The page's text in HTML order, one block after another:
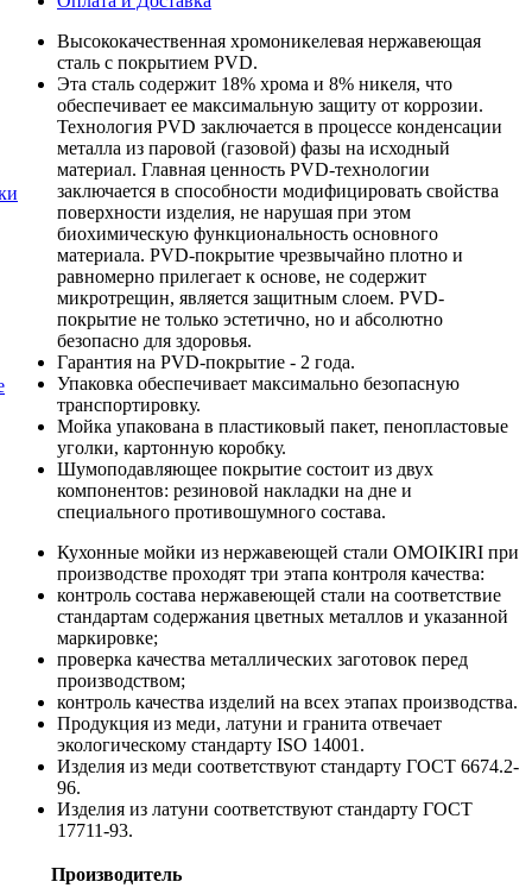
Высококачественная хромоникелевая нержавеющая
сталь с покрытием PVD.
Эта сталь содержит 18% хрома и 8% никеля, что
обеспечивает ее максимальную защиту от коррозии.
Технология PVD заключается в процессе конденсации
металла из паровой (газовой) фазы на исходный
материал. Главная ценность PVD-технологии
заключается в способности модифицировать свойства
поверхности изделия, не нарушая при этом
биохимическую функциональность основного
материала. PVD-покрытие чрезвычайно плотно и
равномерно прилегает к основе, не содержит
микротрещин, является защитным слоем. PVD-
покрытие не только эстетично, но и абсолютно
безопасно для здоровья.
Гарантия на PVD-покрытие - 2 года.
Упаковка обеспечивает максимально безопасную
транспортировку.
Мойка упакована в пластиковый пакет, пенопластовые
уголки, картонную коробку.
Шумоподавляющее покрытие состоит из двух
компонентов: резиновой накладки на дне и
специального противошумного состава.
Кухонные мойки из нержавеющей стали OMOIKIRI при
производстве проходят три этапа контроля качества:
контроль состава нержавеющей стали на соответствие
стандартам содержания цветных металлов и указанной
маркировке;
проверка качества металлических заготовок перед
производством;
контроль качества изделий на всех этапах производства.
Продукция из меди, латуни и гранита отвечает
экологическому стандарту ISO 14001.
Изделия из меди соответствуют стандарту ГОСТ 6674.2-
96.
Изделия из латуни соответствуют стандарту ГОСТ
17711-93.
Производитель